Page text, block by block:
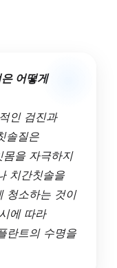
어떻게
인 검진과
솔질은
을 자극하지
치간칫솔을
청소하는 것이
에 따라
란트의 수명을